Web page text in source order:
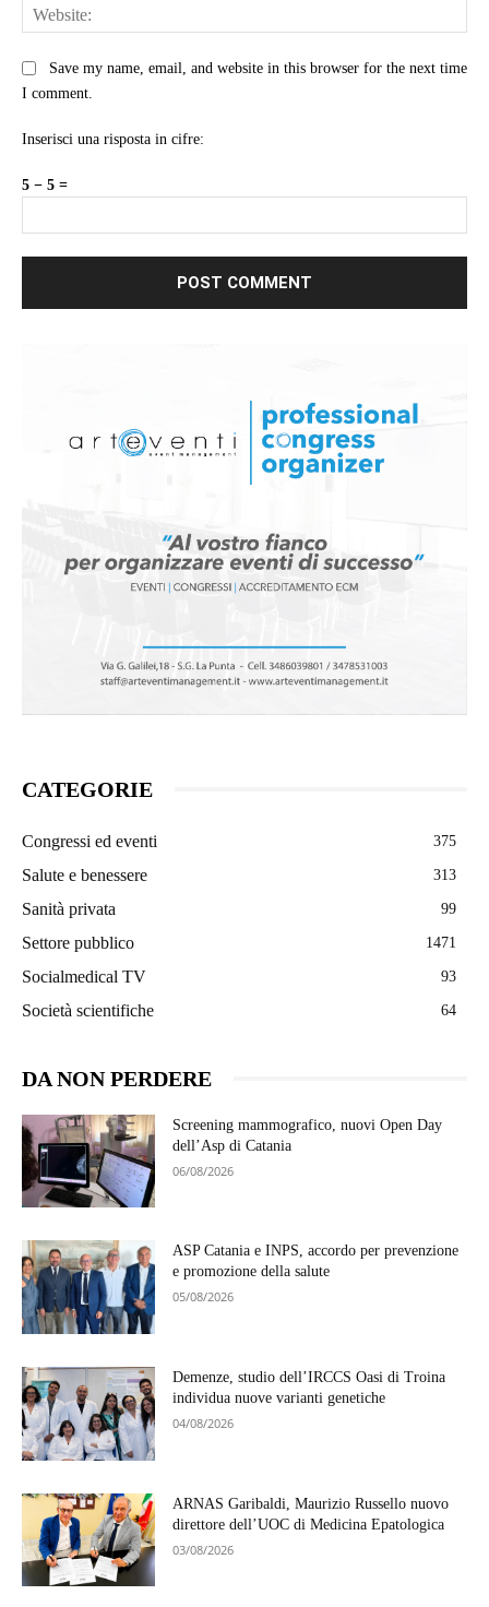
Save my name, email, and website in this browser for the next time
I comment.
Inserisci una risposta in cifre:
5 − 5 =
CATEGORIE
Congressi ed eventi 375
Salute e benessere 313
Sanità privata 99
Settore pubblico 1471
Socialmedical TV 93
Società scientifiche 64
DA NON PERDERE
Screening mammografico, nuovi Open Day
dell’Asp di Catania
06/08/2026
ASP Catania e INPS, accordo per prevenzione
e promozione della salute
05/08/2026
Demenze, studio dell’IRCCS Oasi di Troina
individua nuove varianti genetiche
04/08/2026
ARNAS Garibaldi, Maurizio Russello nuovo
direttore dell’UOC di Medicina Epatologica
03/08/2026